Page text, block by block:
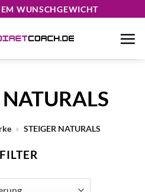
WUNSCHGEWICHT
» STEIGER NATURALS
FILTER